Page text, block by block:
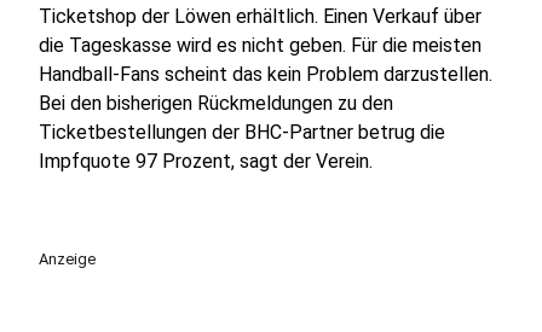
Ticketshop der Löwen erhältlich. Einen Verkauf über
die Tageskasse wird es nicht geben. Für die meisten
Handball-Fans scheint das kein Problem darzustellen.
Bei den bisherigen Rückmeldungen zu den
Ticketbestellungen der BHC-Partner betrug die
Impfquote 97 Prozent, sagt der Verein.
Anzeige